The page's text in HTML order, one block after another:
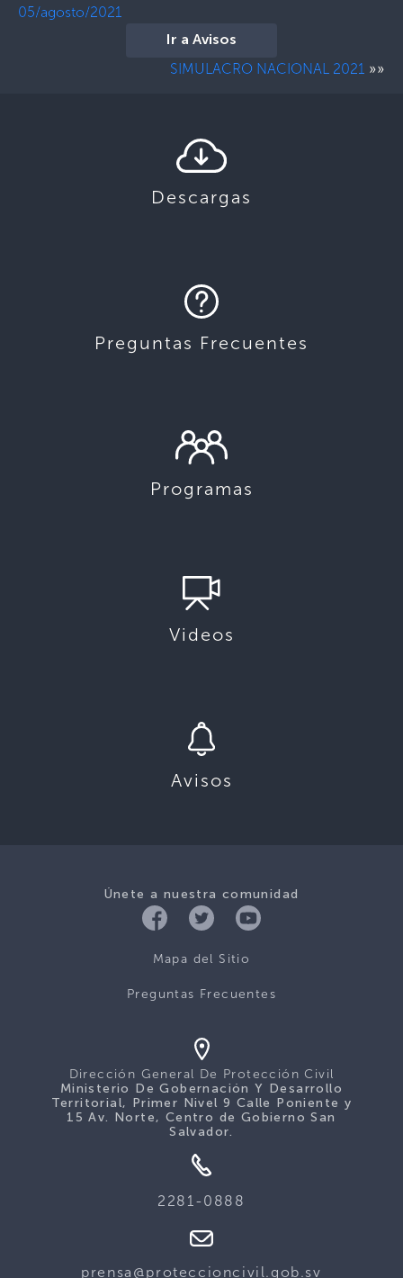
05/agosto/2021
Ir a Avisos
SIMULACRO NACIONAL 2021 »»
Descargas
Preguntas Frecuentes
Programas
Videos
Avisos
Únete a nuestra comunidad
Mapa del Sitio
Preguntas Frecuentes
Dirección General De Protección Civil
Ministerio De Gobernación Y Desarrollo
Territorial, Primer Nivel 9 Calle Poniente y
15 Av. Norte, Centro de Gobierno San
Salvador.
2281-0888
prensa@proteccioncivil.gob.sv